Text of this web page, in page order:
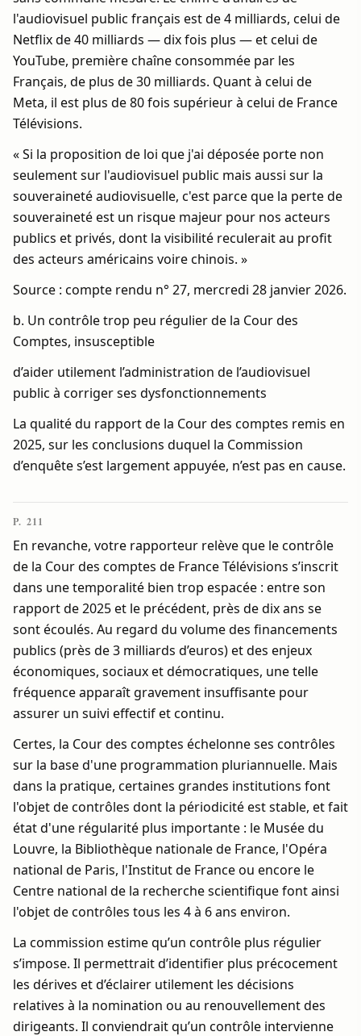
l'audiovisuel public français est de 4 milliards, celui de
Netflix de 40 milliards — dix fois plus — et celui de
YouTube, première chaîne consommée par les
Français, de plus de 30 milliards. Quant à celui de
Meta, il est plus de 80 fois supérieur à celui de France
Télévisions.
« Si la proposition de loi que j'ai déposée porte non
seulement sur l'audiovisuel public mais aussi sur la
souveraineté audiovisuelle, c'est parce que la perte de
souveraineté est un risque majeur pour nos acteurs
publics et privés, dont la visibilité reculerait au profit
des acteurs américains voire chinois. »
Source : compte rendu n° 27, mercredi 28 janvier 2026.
b. Un contrôle trop peu régulier de la Cour des
Comptes, insusceptible
d’aider utilement l’administration de l’audiovisuel
public à corriger ses dysfonctionnements
La qualité du rapport de la Cour des comptes remis en
2025, sur les conclusions duquel la Commission
d’enquête s’est largement appuyée, n’est pas en cause.
P. 211
En revanche, votre rapporteur relève que le contrôle
de la Cour des comptes de France Télévisions s’inscrit
dans une temporalité bien trop espacée : entre son
rapport de 2025 et le précédent, près de dix ans se
sont écoulés. Au regard du volume des financements
publics (près de 3 milliards d’euros) et des enjeux
économiques, sociaux et démocratiques, une telle
fréquence apparaît gravement insuffisante pour
assurer un suivi effectif et continu.
Certes, la Cour des comptes échelonne ses contrôles
sur la base d'une programmation pluriannuelle. Mais
dans la pratique, certaines grandes institutions font
l'objet de contrôles dont la périodicité est stable, et fait
état d'une régularité plus importante : le Musée du
Louvre, la Bibliothèque nationale de France, l'Opéra
national de Paris, l'Institut de France ou encore le
Centre national de la recherche scientifique font ainsi
l'objet de contrôles tous les 4 à 6 ans environ.
La commission estime qu’un contrôle plus régulier
s’impose. Il permettrait d’identifier plus précocement
les dérives et d’éclairer utilement les décisions
relatives à la nomination ou au renouvellement des
dirigeants. Il conviendrait qu’un contrôle intervienne